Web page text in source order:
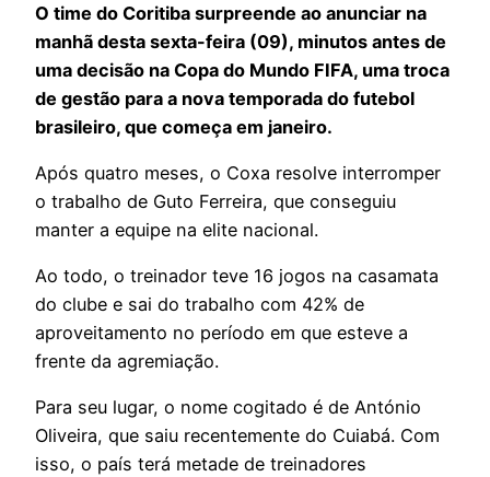
O time do Coritiba surpreende ao anunciar na
manhã desta sexta-feira (09), minutos antes de
uma decisão na Copa do Mundo FIFA, uma troca
de gestão para a nova temporada do futebol
brasileiro, que começa em janeiro.
Após quatro meses, o Coxa resolve interromper
o trabalho de Guto Ferreira, que conseguiu
manter a equipe na elite nacional.
Ao todo, o treinador teve 16 jogos na casamata
do clube e sai do trabalho com 42% de
aproveitamento no período em que esteve a
frente da agremiação.
Para seu lugar, o nome cogitado é de António
Oliveira, que saiu recentemente do Cuiabá. Com
isso, o país terá metade de treinadores